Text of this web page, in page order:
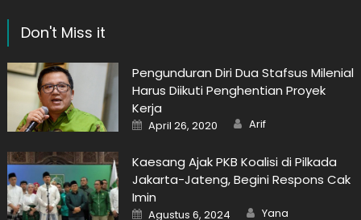
Don't Miss it
Pengunduran Diri Dua Stafsus Milenial
Harus Diikuti Penghentian Proyek
Kerja
Posted
on
April 26, 2020 Author
Arif
Kaesang Ajak PKB Koalisi di Pilkada
Jakarta-Jateng, Begini Respons Cak
Imin
Posted
Agustus 6, 2024 Author
Yana